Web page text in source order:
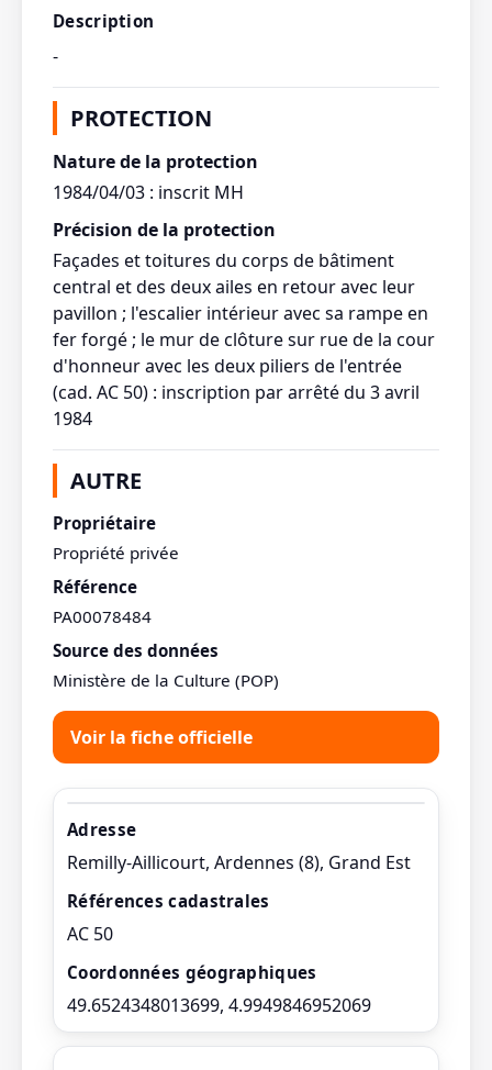
Description
-
PROTECTION
Nature de la protection
1984/04/03 : inscrit MH
Précision de la protection
Façades et toitures du corps de bâtiment
central et des deux ailes en retour avec leur
pavillon ; l'escalier intérieur avec sa rampe en
fer forgé ; le mur de clôture sur rue de la cour
d'honneur avec les deux piliers de l'entrée
(cad. AC 50) : inscription par arrêté du 3 avril
1984
AUTRE
Propriétaire
Propriété privée
Référence
PA00078484
Source des données
Ministère de la Culture (POP)
Voir la fiche officielle
Adresse
Remilly-Aillicourt, Ardennes (8), Grand Est
Références cadastrales
AC 50
Coordonnées géographiques
49.6524348013699, 4.9949846952069